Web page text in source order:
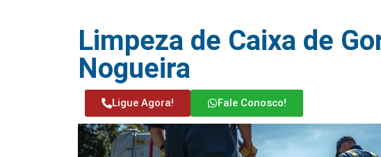
Limpeza de Caixa de
Nogueira
Ligue Agora! Fale Conosco!